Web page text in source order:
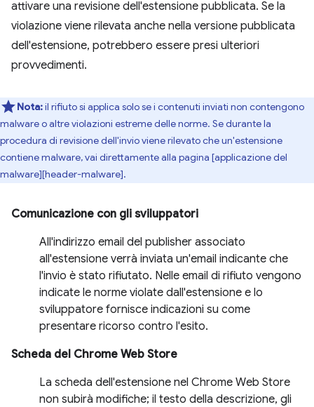
attivare una revisione dell'estensione pubblicata. Se la
violazione viene rilevata anche nella versione pubblicata
dell'estensione, potrebbero essere presi ulteriori
provvedimenti.
Nota:il rifiuto si applica solo se i contenuti inviati non contengono
malware o altre violazioni estreme delle norme. Se durante la
procedura di revisione dell'invio viene rilevato che un'estensione
contiene malware, vai direttamente alla pagina [applicazione del
malware][header-malware].
Comunicazione con gli sviluppatori
All'indirizzo email del publisher associato
all'estensione verrà inviata un'email indicante che
l'invio è stato rifiutato. Nelle email di rifiuto vengono
indicate le norme violate dall'estensione e lo
sviluppatore fornisce indicazioni su come
presentare ricorso contro l'esito.
Scheda del Chrome Web Store
La scheda dell'estensione nel Chrome Web Store
non subirà modifiche; il testo della descrizione, gli